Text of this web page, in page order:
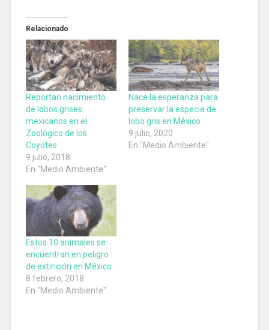
Relacionado
Reportan nacimiento
de lobos grises
mexicanos en el
Zoológico de los
Coyotes
9 julio, 2018
En "Medio Ambiente"
Nace la esperanza para
preservar la especie de
lobo gris en México.
9 julio, 2020
En "Medio Ambiente"
Estos 10 animales se
encuentran en peligro
de extinción en México
8 febrero, 2018
En "Medio Ambiente"